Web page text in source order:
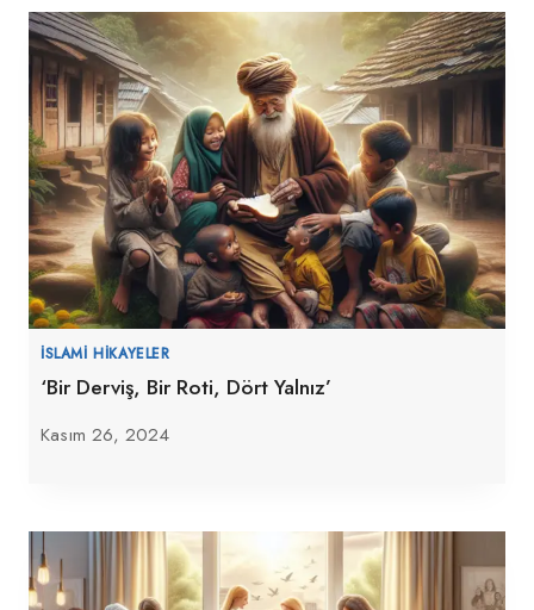
İSLAMI HIKAYELER
‘Bir Derviş, Bir Roti, Dört Yalnız’
Kasım 26, 2024